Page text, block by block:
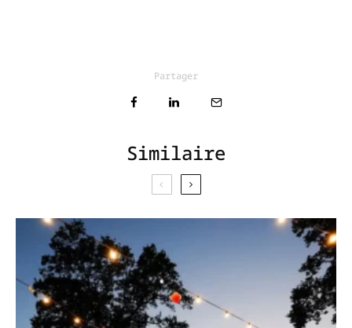
Partager
Similaire